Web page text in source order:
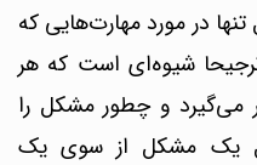
در مورد مهارت‌هایی که
شیوه‌ای است که هر
می‌گیرد و چطور مشکل را
یک مشکل از سوی یک